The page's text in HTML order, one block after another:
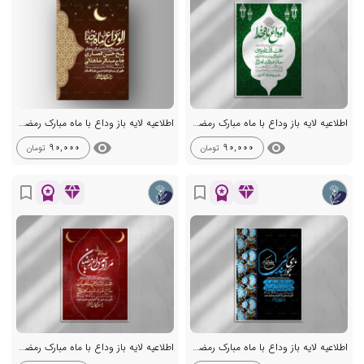
اطلاعیه لایه باز وداع با ماه مبارک رمضان + استوری
visibility
90,000 تومان
اطلاعیه لایه باز وداع با ماه مبارک رمضان + استوری
visibility
90,000 تومان
diamond
workspace_premium
bookmark_border
اطلاعیه لایه باز وداع با ماه مبارک رمضان + استوری
diamond
workspace_premium
bookmark_border
اطلاعیه لایه باز وداع با ماه مبارک رمضان + استوری